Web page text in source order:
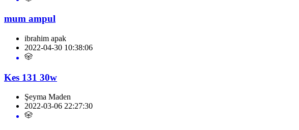
mum ampul
ibrahim apak
2022-04-30 10:38:06
Kes 131 30w
Şeyma Maden
2022-03-06 22:27:30